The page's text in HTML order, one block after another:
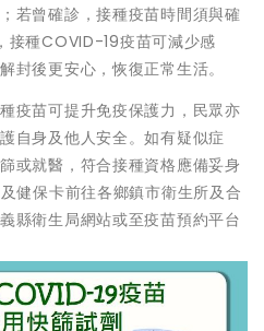
若曾確診，接種疫苗時間須與確
接種COVID-19疫苗可減少感
封後更安心，恢復正常生活。
疫苗可提升免疫保護力，民眾亦
自身及他人安全。如有疑似症
或就醫，符合接種資格應備妥身
健保卡前往各鄉鎮市衛生所及合
縣衛生局網站或至疫苗預約平台